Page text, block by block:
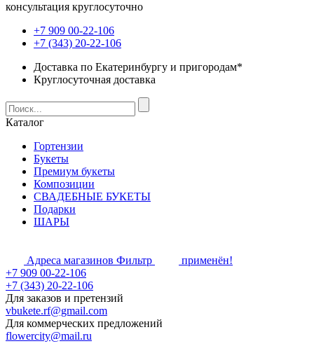
консультация круглосуточно
+7 909 00-22-106
+7 (343) 20-22-106
Доставка по Екатеринбургу и пригородам*
Круглосуточная доставка
Каталог
Гортензии
Букеты
Премиум букеты
Композиции
СВАДЕБНЫЕ БУКЕТЫ
Подарки
ШАРЫ
Адреса магазинов Фильтр
применён!
+7 909 00-22-106
+7 (343) 20-22-106
Для заказов и претензий
vbukete.rf@gmail.com
Для коммерческих предложений
flowercity@mail.ru